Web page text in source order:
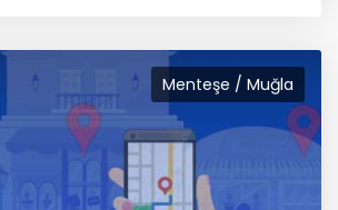
Menteşe / Muğla